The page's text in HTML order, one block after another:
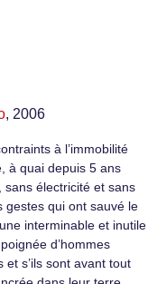
, 2006
à l’immobilité
à quai depuis 5 ans
électricité et sans
gestes qui ont sauvé le
interminable et inutile
d’hommes
et s’ils sont avant tout